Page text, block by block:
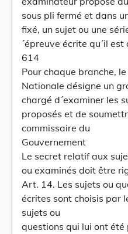
sous pli fermé et dans
fixé, un sujet ou une
´épreuve écrite qu´il
614
Pour chaque branche,
Nationale désigne un
chargé d´examiner les
proposés et de
commissaire du
Gouvernement
Le secret relatif aux
ou examinés doit être
Art. 14. Les sujets ou
écrites sont choisis par
sujets ou
questions qui lui ont été